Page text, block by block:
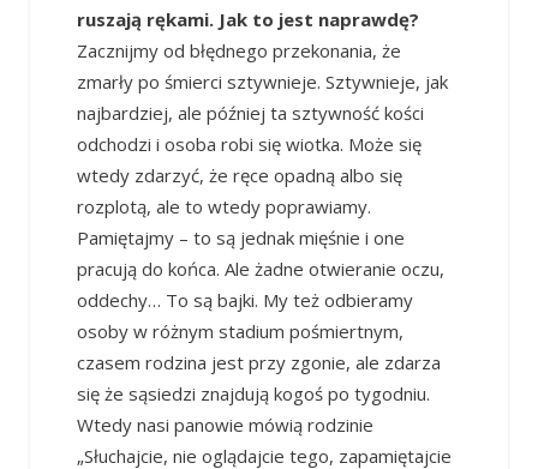
ruszają rękami. Jak to jest naprawdę?
Zacznijmy od błędnego przekonania, że
zmarły po śmierci sztywnieje. Sztywnieje, jak
najbardziej, ale później ta sztywność kości
odchodzi i osoba robi się wiotka. Może się
wtedy zdarzyć, że ręce opadną albo się
rozplotą, ale to wtedy poprawiamy.
Pamiętajmy – to są jednak mięśnie i one
pracują do końca. Ale żadne otwieranie oczu,
oddechy… To są bajki. My też odbieramy
osoby w różnym stadium pośmiertnym,
czasem rodzina jest przy zgonie, ale zdarza
się że sąsiedzi znajdują kogoś po tygodniu.
Wtedy nasi panowie mówią rodzinie
„Słuchajcie, nie oglądajcie tego, zapamiętajcie